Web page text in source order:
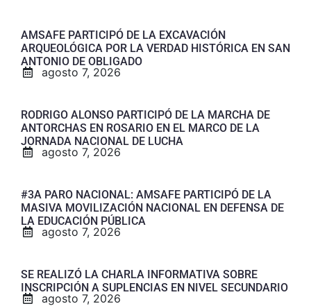
AMSAFE PARTICIPÓ DE LA EXCAVACIÓN
ARQUEOLÓGICA POR LA VERDAD HISTÓRICA EN SAN
ANTONIO DE OBLIGADO
agosto 7, 2026
RODRIGO ALONSO PARTICIPÓ DE LA MARCHA DE
ANTORCHAS EN ROSARIO EN EL MARCO DE LA
JORNADA NACIONAL DE LUCHA
agosto 7, 2026
#3A PARO NACIONAL: AMSAFE PARTICIPÓ DE LA
MASIVA MOVILIZACIÓN NACIONAL EN DEFENSA DE
LA EDUCACIÓN PÚBLICA
agosto 7, 2026
SE REALIZÓ LA CHARLA INFORMATIVA SOBRE
INSCRIPCIÓN A SUPLENCIAS EN NIVEL SECUNDARIO
agosto 7, 2026